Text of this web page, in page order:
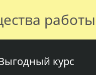
курс